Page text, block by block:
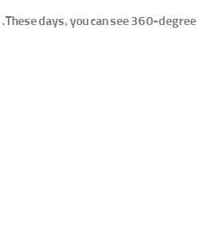
These days, you can see 360-